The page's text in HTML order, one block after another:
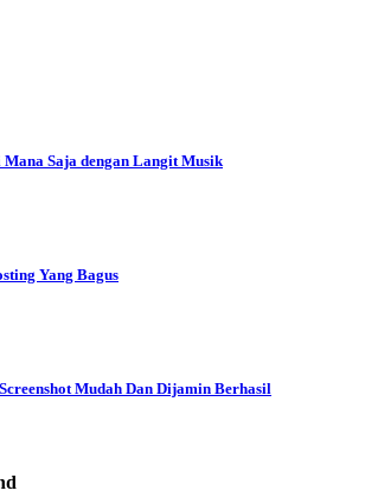
Saja dengan Langit Musik
Yang Bagus
Mudah Dan Dijamin Berhasil